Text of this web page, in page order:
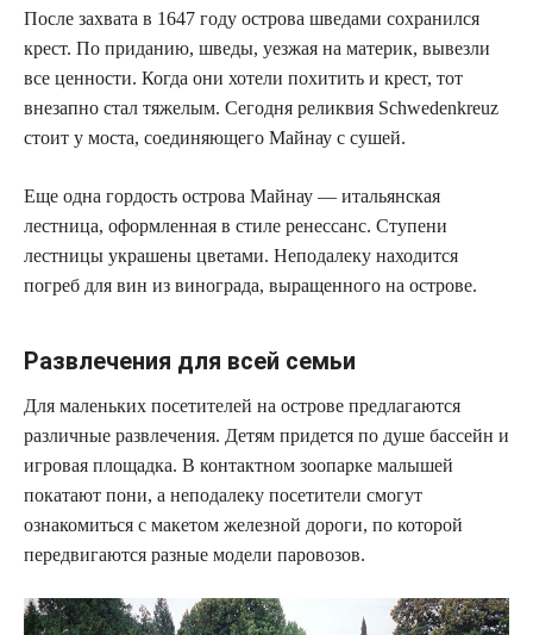
После захвата в 1647 году острова шведами сохранился
крест. По приданию, шведы, уезжая на материк, вывезли
все ценности. Когда они хотели похитить и крест, тот
внезапно стал тяжелым. Сегодня реликвия Schwedenkreuz
стоит у моста, соединяющего Майнау с сушей.
Еще одна гордость острова Майнау — итальянская
лестница, оформленная в стиле ренессанс. Ступени
лестницы украшены цветами. Неподалеку находится
погреб для вин из винограда, выращенного на острове.
Развлечения для всей семьи
Для маленьких посетителей на острове предлагаются
различные развлечения. Детям придется по душе бассейн и
игровая площадка. В контактном зоопарке малышей
покатают пони, а неподалеку посетители смогут
ознакомиться с макетом железной дороги, по которой
передвигаются разные модели паровозов.